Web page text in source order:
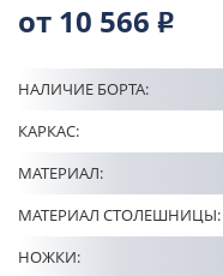
Информация
Портфолио
Контакты
от 10 566 Р
НАЛИЧИЕ БОРТА:
КАРКАС:
МАТЕРИАЛ:
МАТЕРИАЛ СТОЛЕШНИЦЫ:
НОЖКИ: